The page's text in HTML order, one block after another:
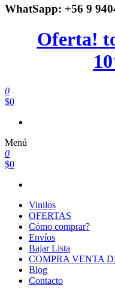
WhatSapp: +56 9
Oferta!
0
$0
Menú
0
$0
Vinilos
OFERTAS
Cómo comprar?
Envíos
Bajar Lista
COMPRA VENTA
Blog
Contacto